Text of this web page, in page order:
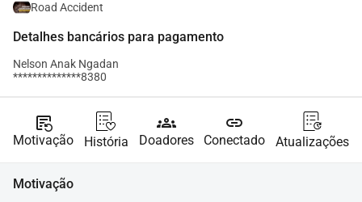
Road Accident
Detalhes bancários para pagamento
Nelson Anak Ngadan
**************8380
source_notes
Motivação História
groups
Doadores
link
Conectado Atualizações
Motivação